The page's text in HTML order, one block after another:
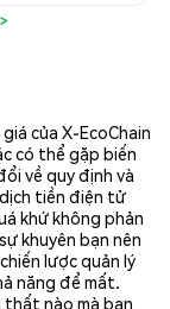
của X-EcoChain
có thể gặp biến
về quy định và
tiền điện tử
khứ không phản
khuyên bạn nên
lược quản lý
năng để mất.
thất nào mà bạn